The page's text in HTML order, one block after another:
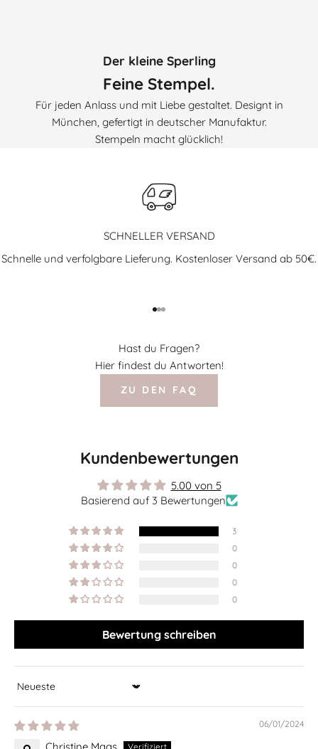
Der kleine Sperling
Feine Stempel.
Für jeden Anlass und mit Liebe gestaltet. Designt in
München, gefertigt in deutscher Manufaktur.
Stempeln macht glücklich!
SCHNELLER VERSAND
Schnelle und verfolgbare Lieferung. Kostenloser Versand ab 50€.
Gehe zu Element 1
Gehe zu Element 2
Gehe zu Element 3
Hast du Fragen?
Hier findest du Antworten!
ZU DEN FAQ
Kundenbewertungen
5.00 von 5
Basierend auf 3 Bewertungen
3
0
0
0
0
Bewertung schreiben
Sort by
06/01/2024
Christine Maas